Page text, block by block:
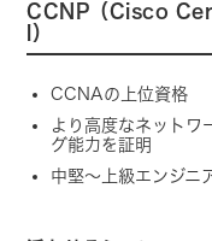
CCNP（Cisco
l）
CCNAの上位資格
より高度なネットワ
グ能力を証明
中堅〜上級エンジニ